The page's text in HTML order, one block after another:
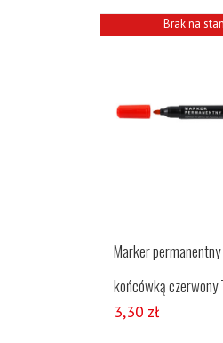
Brak na
Marker permanentny
końcówką czerwony
3,30 zł